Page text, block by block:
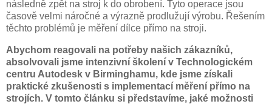
následně zpět na stroj k do obrobení. Tyto operace jsou
časově velmi náročné a výrazně prodlužují výrobu. Řešením
těchto problémů je měření dílce přímo na stroji.
Abychom reagovali na potřeby našich zákazníků,
absolvovali jsme intenzivní školení v Technologickém
centru Autodesk v Birminghamu, kde jsme získali
praktické zkušenosti s implementací měření přímo na
strojích. V tomto článku si představíme, jaké možnosti